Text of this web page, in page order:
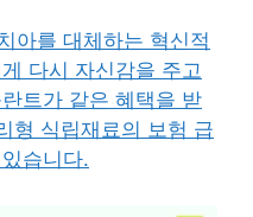
아를 대체하는 혁신적
다시 자신감을 주고
트가 같은 혜택을 받
형 식립재료의 보험 급
습니다.